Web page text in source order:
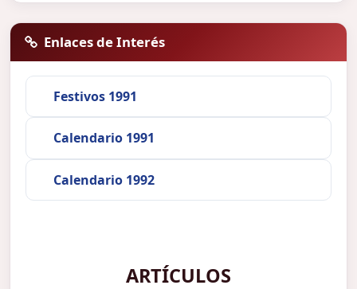
Enlaces de Interés
Festivos 1991
Calendario 1991
Calendario 1992
ARTÍCULOS